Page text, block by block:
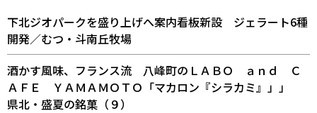
下北ジオパークを盛り上げへ案内看板新設 ジェラート6種
開発／むつ・斗南丘牧場
酒かす風味、フランス流 八峰町のＬＡＢＯ ａｎｄ Ｃ
ＡＦＥ ＹＡＭＡＭＯＴＯ「マカロン『シラカミ』」」
県北・盛夏の銘菓（９）